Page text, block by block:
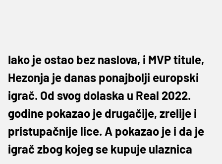
Iako je ostao bez naslova, i MVP titule,
Hezonja je danas ponajbolji europski
igrač. Od svog dolaska u Real 2022.
godine pokazao je drugačije, zrelije i
pristupačnije lice. A pokazao je i da je
igrač zbog kojeg se kupuje ulaznica